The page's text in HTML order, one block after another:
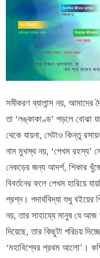
সমীকরণ ব্যালান্স নয়, আমাদের
তা ‘লঙ্কাকাণ্ড’ পড়লে বোঝা
থেকে যায়না, সেটাও কিন্তু
নাম মুখস্থ নয়, ‘পেখম রহস্য’
নেকড়ের জন্য আদর্শ, শিকার
বিবর্তনের ফলে পেখম হারিয়ে
প্রশ্ন। পদার্থবিদ্যা শুধু
নয়, তার সাহায্যে মানুষ যে
দিয়েছে, তার কিছুটা পরিচয়
‘মহাবিশ্বের প্রথম আলো’।